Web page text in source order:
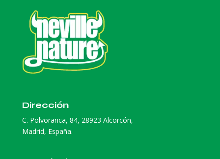
Dirección
C. Polvoranca, 84, 28923 Alcorcón,
Madrid, España.